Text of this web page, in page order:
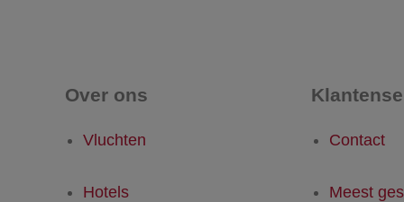
Over ons
Vluchten
Hotels
Contact
Meest